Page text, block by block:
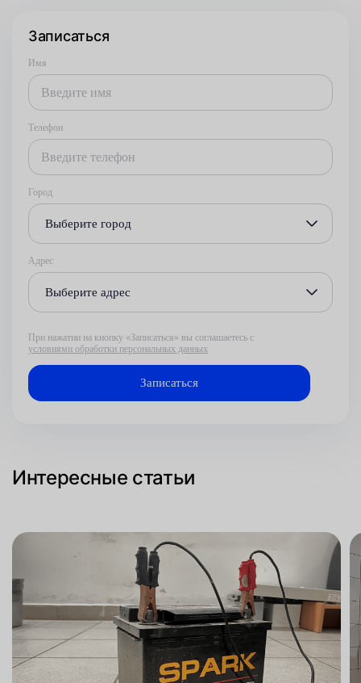
Записаться
Имя
Телефон
Город
Выберите город
Адрес
Выберите адрес
При нажатии на кнопку «Записаться» вы соглашаетесь с
условиями обработки персональных данных
Интересные статьи